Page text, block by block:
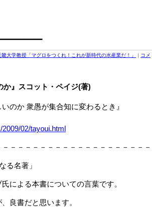
大学教授「マグロをつくれ！これが新時代の水産業だ！」 | コメ
か』スコット・ペイジ(著)
のか 衆愚が集合知に変わるとき』
02/tayoui.html
－－－－－－－－－－－－－－－－－－－
る名著」
による本書についての言葉です。
良書だと思います。